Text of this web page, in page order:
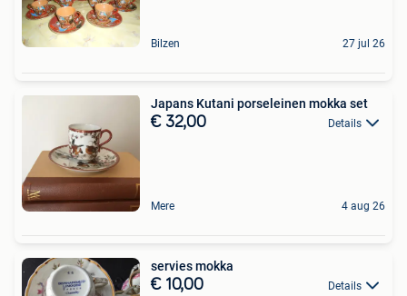
Bilzen 27 jul 26
Japans Kutani porseleinen mokka set
€ 32,00 Details
Mere 4 aug 26
servies mokka
€ 10,00 Details